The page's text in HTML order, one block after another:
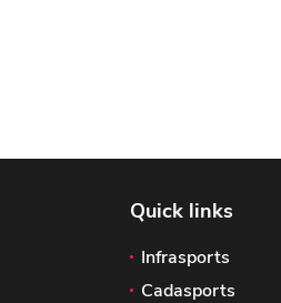
Quick links
Infrasports
Cadasports